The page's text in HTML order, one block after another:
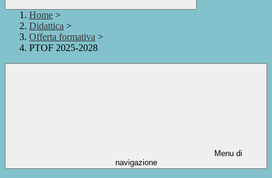
Home >
Didattica >
Offerta formativa >
PTOF 2025-2028
Menu di
navigazione